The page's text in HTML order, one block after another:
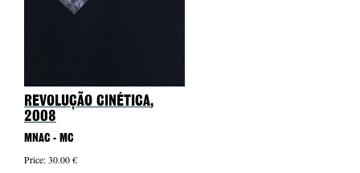
REVOLUÇÃO CINÉTICA,
2008
MNAC - MC
Price: 30.00 €